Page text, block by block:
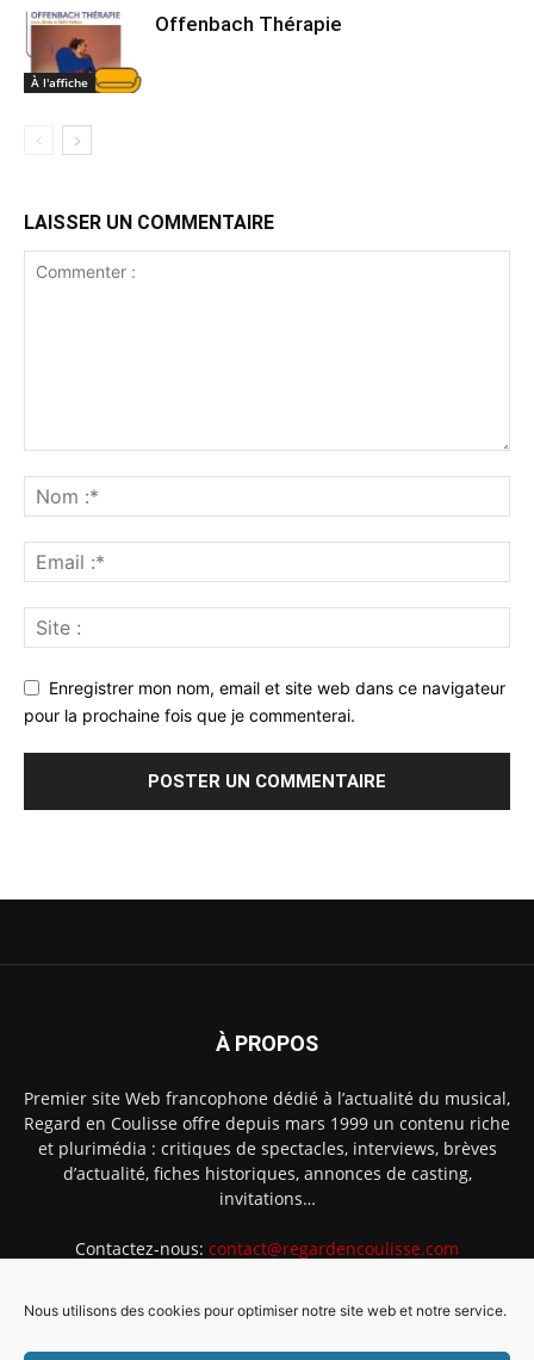
Nous utilisons des cookies pour optimiser notre site web et notre service.
À l'affiche
Offenbach Thérapie
LAISSER UN COMMENTAIRE
Enregistrer mon nom, email et site web dans ce navigateur
pour la prochaine fois que je commenterai.
À PROPOS
Premier site Web francophone dédié à l’actualité du musical,
Regard en Coulisse offre depuis mars 1999 un contenu riche
et plurimédia : critiques de spectacles, interviews, brèves
d’actualité, fiches historiques, annonces de casting,
invitations…
Contactez-nous: contact@regardencoulisse.com